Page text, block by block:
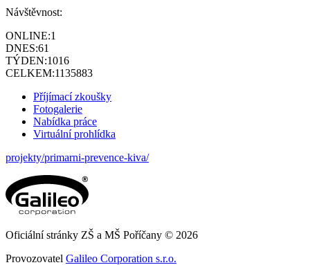
Návštěvnost:
ONLINE:1
DNES:61
TÝDEN:1016
CELKEM:1135883
Příjímací zkoušky
Fotogalerie
Nabídka práce
Virtuální prohlídka
projekty/primarni-prevence-kiva/
Oficiální stránky ZŠ a MŠ Poříčany © 2026
Provozovatel Galileo Corporation s.r.o.